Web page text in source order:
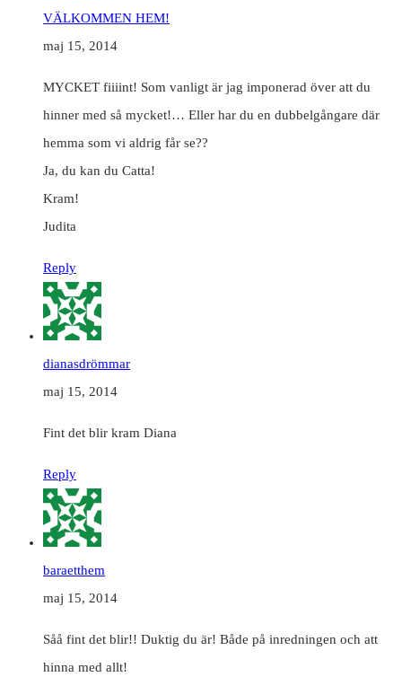
VÄLKOMMEN HEM!
maj 15, 2014
MYCKET fiiiint! Som vanligt är jag imponerad över att du
hinner med så mycket!… Eller har du en dubbelgångare där
hemma som vi aldrig får se??
Ja, du kan du Catta!
Kram!
Judita
Reply
dianasdrömmar
maj 15, 2014
Fint det blir kram Diana
Reply
baraetthem
maj 15, 2014
Såå fint det blir!! Duktig du är! Både på inredningen och att
hinna med allt!